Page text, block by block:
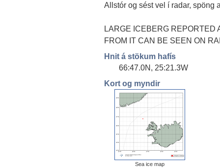
Allstór og sést vel í radar, spöng
LARGE ICEBERG REPORTED
FROM IT CAN BE SEEN ON
Hnit á stökum hafís
66:47.0N, 25:21.3W
Kort og myndir
Sea ice map